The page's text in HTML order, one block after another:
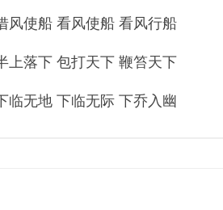
使船 看风使船 看风行船
落下 包打天下 鞭笞天下
无地 下临无际 下乔入幽